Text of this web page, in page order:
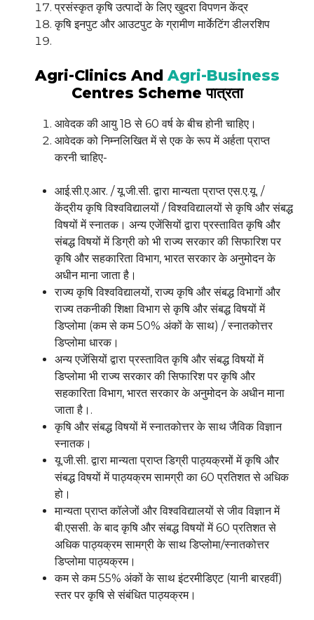
प्रसंस्कृत कृषि उत्पादों के लिए खुदरा विपणन केंद्र
कृषि इनपुट और आउटपुट के ग्रामीण मार्केटिंग डीलरशिप
Agri-Clinics AndAgri-Business
Centres Scheme पात्रता
आवेदक की आयु 18 से 60 वर्ष के बीच होनी चाहिए।
आवेदक को निम्नलिखित में से एक के रूप में अर्हता प्राप्त
करनी चाहिए-
आई.सी.ए.आर. / यू.जी.सी. द्वारा मान्यता प्राप्त एस.ए.यू. /
केंद्रीय कृषि विश्वविद्यालयों / विश्वविद्यालयों से कृषि और संबद्ध
विषयों में स्नातक। अन्य एजेंसियों द्वारा प्रस्तावित कृषि और
संबद्ध विषयों में डिग्री को भी राज्य सरकार की सिफारिश पर
कृषि और सहकारिता विभाग, भारत सरकार के अनुमोदन के
अधीन माना जाता है।
राज्य कृषि विश्वविद्यालयों, राज्य कृषि और संबद्ध विभागों और
राज्य तकनीकी शिक्षा विभाग से कृषि और संबद्ध विषयों में
डिप्लोमा (कम से कम 50% अंकों के साथ) / स्नातकोत्तर
डिप्लोमा धारक।
अन्य एजेंसियों द्वारा प्रस्तावित कृषि और संबद्ध विषयों में
डिप्लोमा भी राज्य सरकार की सिफारिश पर कृषि और
सहकारिता विभाग, भारत सरकार के अनुमोदन के अधीन माना
जाता है।.
कृषि और संबद्ध विषयों में स्नातकोत्तर के साथ जैविक विज्ञान
स्नातक।
यू.जी.सी. द्वारा मान्यता प्राप्त डिग्री पाठ्यक्रमों में कृषि और
संबद्ध विषयों में पाठ्यक्रम सामग्री का 60 प्रतिशत से अधिक
हो।
मान्यता प्राप्त कॉलेजों और विश्वविद्यालयों से जीव विज्ञान में
बी.एससी. के बाद कृषि और संबद्ध विषयों में 60 प्रतिशत से
अधिक पाठ्यक्रम सामग्री के साथ डिप्लोमा/स्नातकोत्तर
डिप्लोमा पाठ्यक्रम।
कम से कम 55% अंकों के साथ इंटरमीडिएट (यानी बारहवीं)
स्तर पर कृषि से संबंधित पाठ्यक्रम।